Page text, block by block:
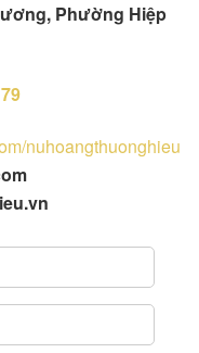
Phường Hiệp
nuhoangthuonghieu